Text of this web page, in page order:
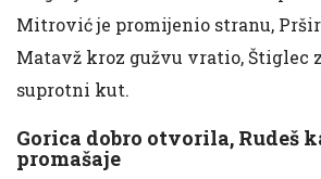
Mitrović je promijenio stranu,
Matavž kroz gužvu vratio, Štiglec
suprotni kut.
Gorica dobro otvorila, Rudeš
promašaje